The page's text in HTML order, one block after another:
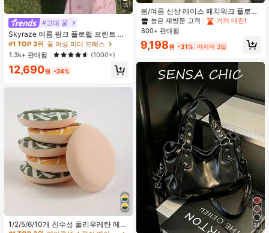
15
#고대 꽃
Skyraze 여름 핑크 플로럴 프린트 주
름 메쉬 캐미 롱 드레스, 여름 드레스,
봄 옷
#1 TOP 3위 꽃 여성 미디 드레스
1.3k+ 판매됨
(1000+)
12,690원 -24%
1/2/5/6/10개 친수성 폴리우레탄 메이
높은 재방문 고객
봄/여름 신상 레이스 패치워크 플로럴
트림 소프트 니트 가디건 경량 재킷 탑
여성용, 코티지코어 옐로우
높은 재방문 고객
거의 매진!
800+ 판매됨
9,198원 -31% 마지막 3일
24